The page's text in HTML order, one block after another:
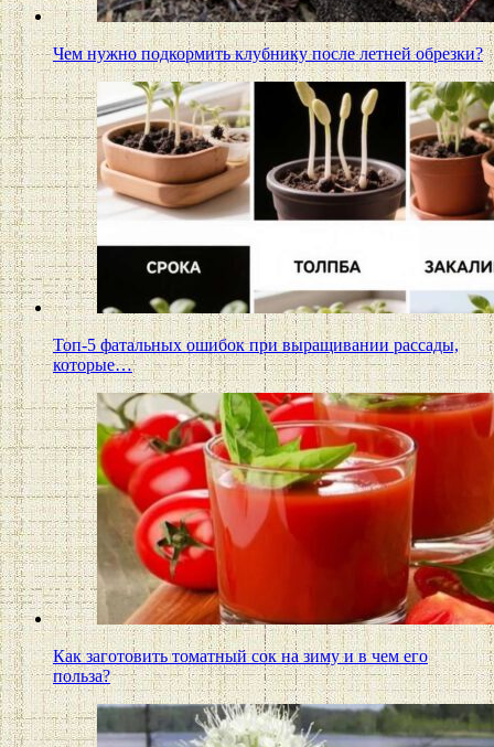
Чем нужно подкормить клубнику после летней обрезки?
Топ-5 фатальных ошибок при выращивании рассады,
которые…
Как заготовить томатный сок на зиму и в чем его
польза?